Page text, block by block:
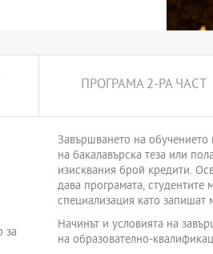
ПРОГРАМА 2-РА ЧАСТ
за
Завършването на обучението
на бакалавърска теза или
изисквания брой кредити.
дава програмата, студентите
специализация като запишат
Начинът и условията на
на образователно-